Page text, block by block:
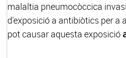
malaltia pneumocòccica
d'exposició a antibiòtics per a
pot causar aquesta exposició